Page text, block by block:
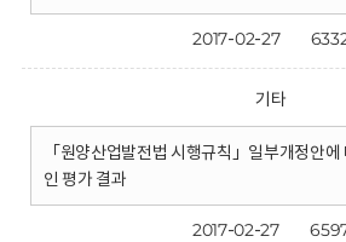
2017-02-27
기타
「원양산업발전법 시행규칙」일부개정안
인 평가 결과
2017-02-27